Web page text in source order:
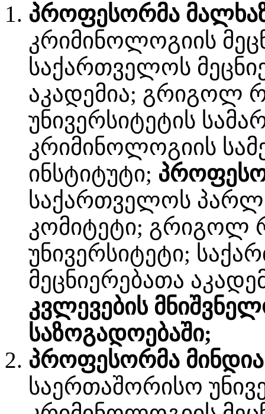
პროფესორმა
კრიმინოლოგიის
საქართველოს
აკადემია; გრიგოლ
უნივერსიტეტის
კრიმინოლოგიის
ინსტიტუტი;
საქართველოს
კომიტეტი; გრიგოლ
უნივერსიტეტი;
მეცნიერებათა
კვლევების
საზოგადოებაში;
პროფესორმა
საერთაშორისო